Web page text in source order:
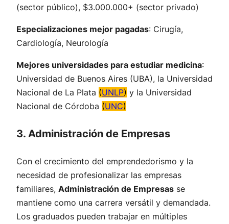
(sector público), $3.000.000+ (sector privado)
Especializaciones mejor pagadas: Cirugía,
Cardiología, Neurología
Mejores universidades para estudiar medicina:
Universidad de Buenos Aires (UBA), la Universidad
Nacional de La Plata (UNLP) y la Universidad
Nacional de Córdoba (UNC)
3. Administración de Empresas
Con el crecimiento del emprendedorismo y la
necesidad de profesionalizar las empresas
familiares, Administración de Empresas se
mantiene como una carrera versátil y demandada.
Los graduados pueden trabajar en múltiples